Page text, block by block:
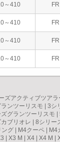
～410 FR
～410 FR
～410 FR
～410 FR
ズアクティブツアラ
ンツーリスモ 3シ
グランツーリスモ
ブリオレ 8シリー
ング M4クーペ M4
X3 M X4 X4 M